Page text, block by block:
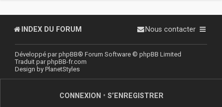
INDEX DU FORUM Nous contacter
Développé parphpBB® Forum Software © phpBB Limited
Traduit parphpBB-fr.com
Design by PlanetStyles
CONNEXION • S’ENREGISTRER